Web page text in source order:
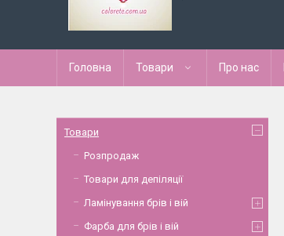
Головна Товари Про нас
Товари
Розпродаж
Товари для депіляції
Ламінування брів і вій
Фарба для брів і вій